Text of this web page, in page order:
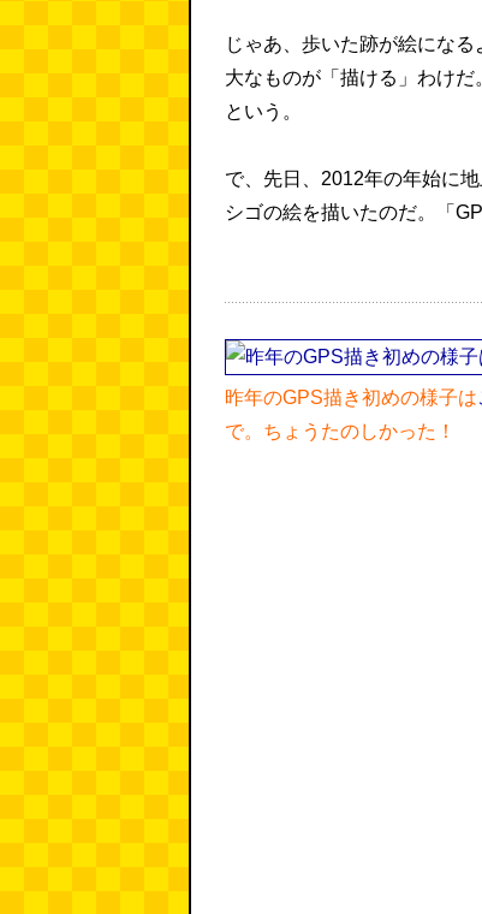
じゃあ、歩いた跡が絵にな
大なものが「描ける」わけだ
という。
で、先日、2012年の年始に
シゴの絵を描いたのだ。「
昨年のGPS描き初めの様子は
で。ちょうたのしかった！